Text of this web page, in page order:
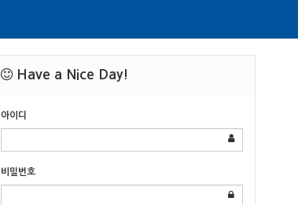
Have a Nice Day!
아이디
비밀번호